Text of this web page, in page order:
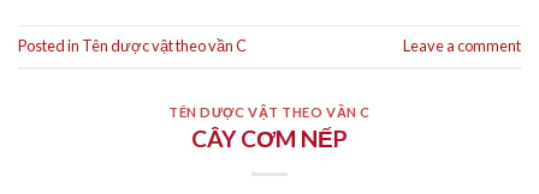
Posted in Tên dược vật theo vần C Leave a comment
TÊN DƯỢC VẬT THEO VẦN C
CÂY CƠM NẾP